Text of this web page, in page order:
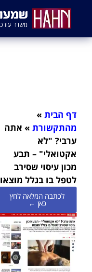
דף הבית »
מהתקשורת » אתה
ערבי? "לא
אקטואלי" – תבע
מכון עיסוי שסירב
לטפל בו בגלל מוצאו
לכתבה המלאה לחץ
כאן ←